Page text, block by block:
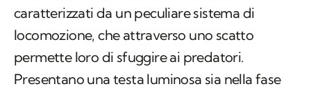
caratterizzati da un peculiare sistema di
locomozione, che attraverso uno scatto
permette loro di sfuggire ai predatori.
Presentano una testa luminosa sia nella fase